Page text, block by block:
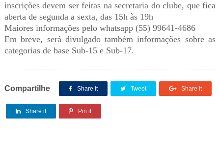
inscrições devem ser feitas na secretaria do clube, que fica
aberta de segunda a sexta, das 15h às 19h
Maiores informações pelo whatsapp (55) 99641-4686
Em breve, será divulgado também informações sobre as
categorias de base Sub-15 e Sub-17.
Compartilhe Share it Tweet Share it
Share it Pin it